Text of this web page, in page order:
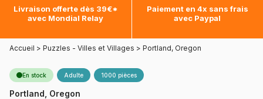
Livraison offerte dès 39€*
avec Mondial Relay
Paiement en 4x sans frais
avec Paypal
Accueil > Puzzles - Villes et Villages > Portland, Oregon
En stock Adulte 1000 pièces
Portland, Oregon